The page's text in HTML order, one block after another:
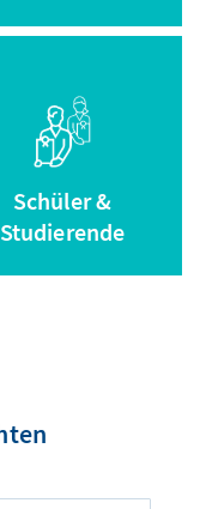
Schüler &
Studierende
Zum Adenauer
Campus